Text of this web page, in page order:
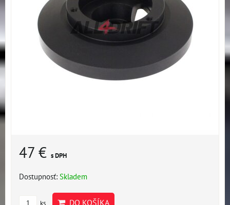
47 € s DPH
Dostupnosť: Skladem
ks DO KOŠÍKA